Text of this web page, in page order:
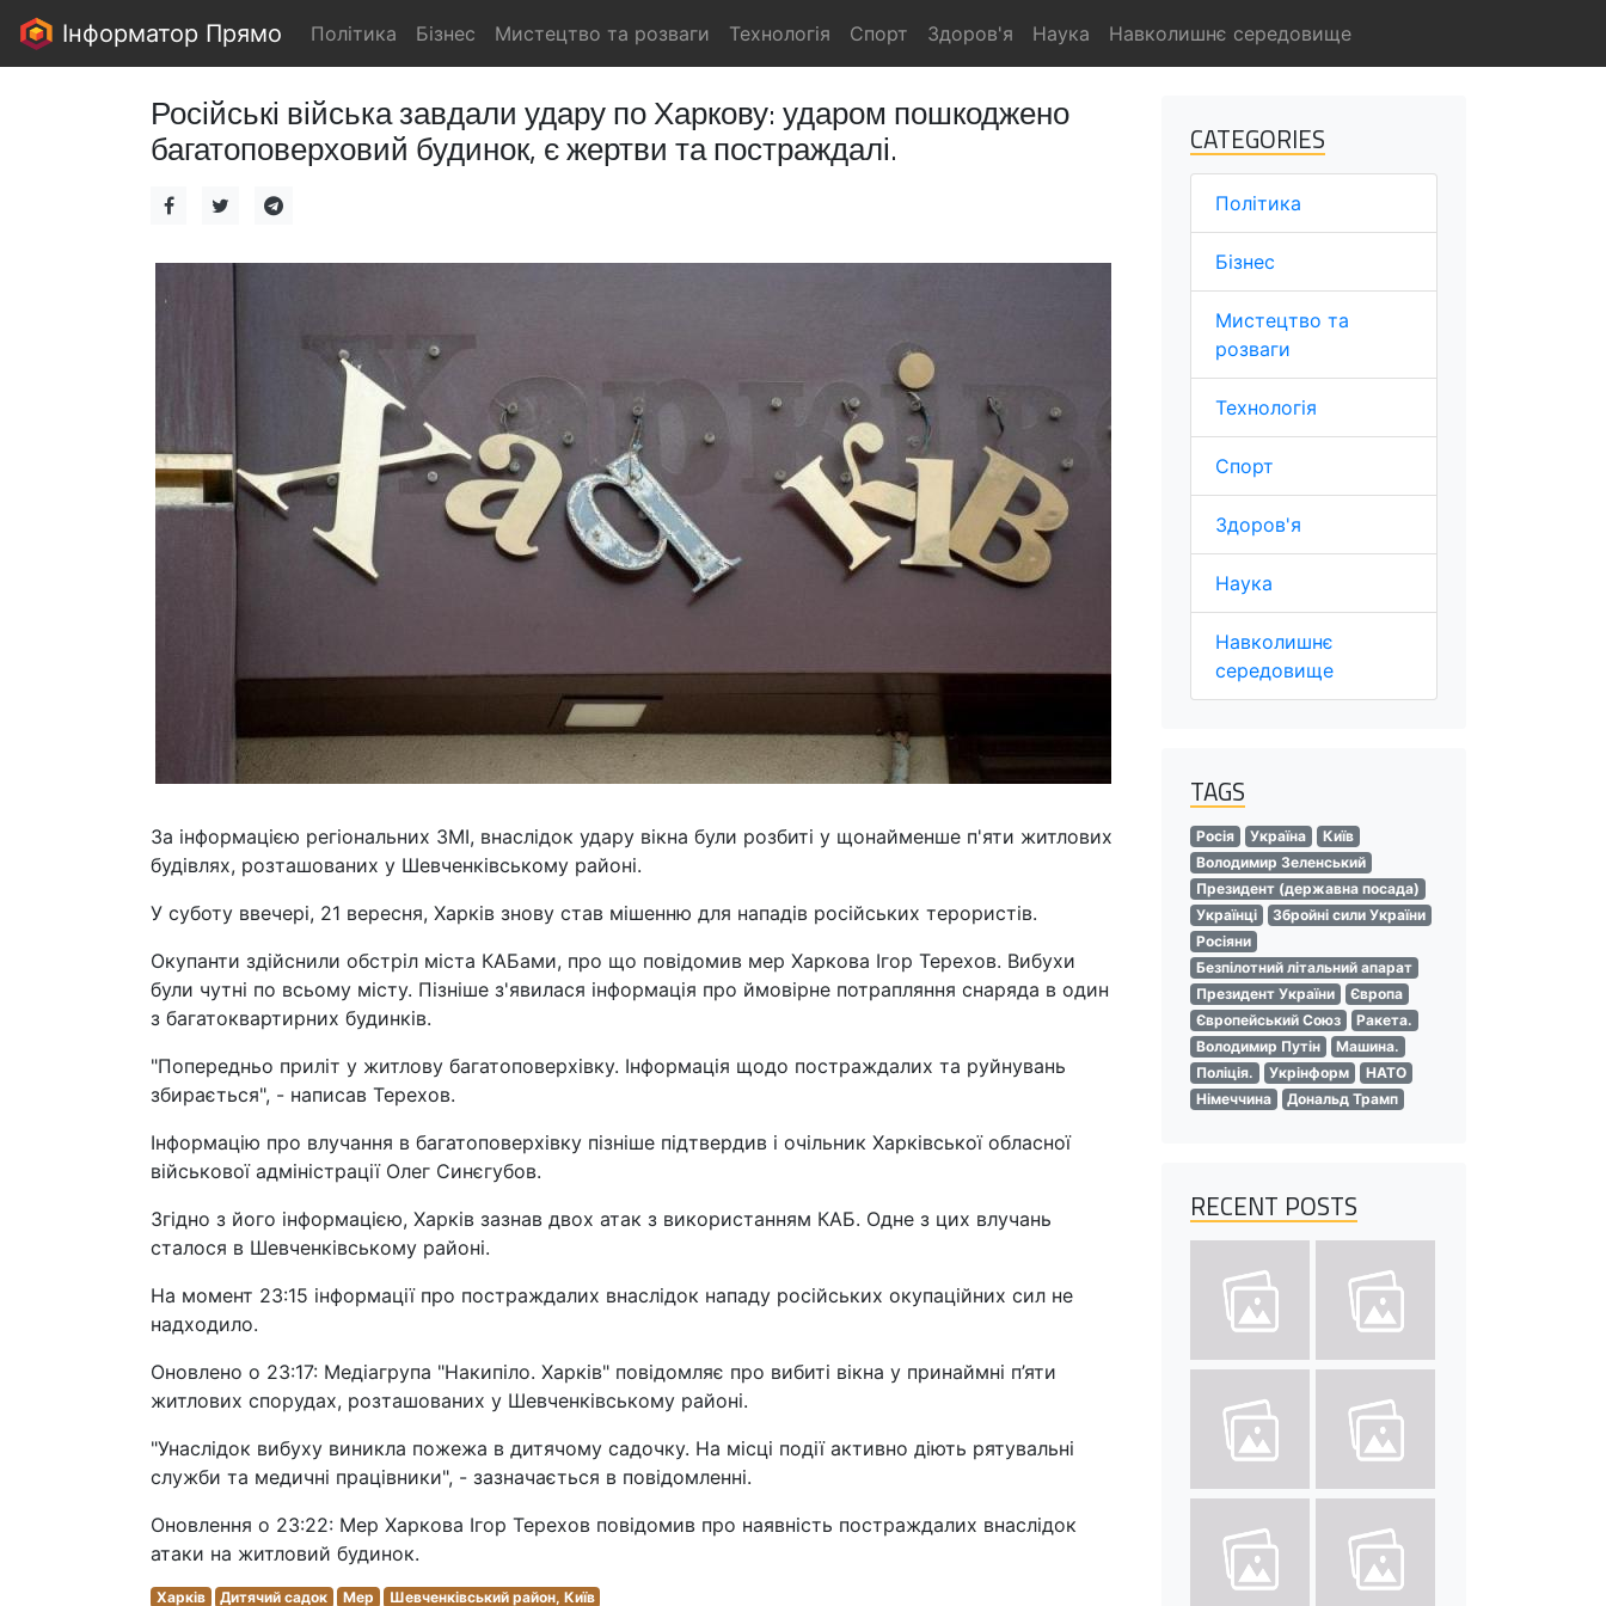
Інформатор Прямо Політика Бізнес Мистецтво та розваги Технологія Спорт Здоров'я Наука Навколишнє середовище
Російські війська завдали удару по Харкову: ударом пошкоджено
багатоповерховий будинок, є жертви та постраждалі.
За інформацією регіональних ЗМІ, внаслідок удару вікна були розбиті у щонайменше п'яти житлових
будівлях, розташованих у Шевченківському районі.
У суботу ввечері, 21 вересня, Харків знову став мішенню для нападів російських терористів.
Окупанти здійснили обстріл міста КАБами, про що повідомив мер Харкова Ігор Терехов. Вибухи
були чутні по всьому місту. Пізніше з'явилася інформація про ймовірне потрапляння снаряда в один
з багатоквартирних будинків.
"Попередньо приліт у житлову багатоповерхівку. Інформація щодо постраждалих та руйнувань
збирається", - написав Терехов.
Інформацію про влучання в багатоповерхівку пізніше підтвердив і очільник Харківської обласної
військової адміністрації Олег Синєгубов.
Згідно з його інформацією, Харків зазнав двох атак з використанням КАБ. Одне з цих влучань
сталося в Шевченківському районі.
На момент 23:15 інформації про постраждалих внаслідок нападу російських окупаційних сил не
надходило.
Оновлено о 23:17: Медіагрупа "Накипіло. Харків" повідомляє про вибиті вікна у принаймні п’яти
житлових спорудах, розташованих у Шевченківському районі.
"Унаслідок вибуху виникла пожежа в дитячому садочку. На місці події активно діють рятувальні
служби та медичні працівники", - зазначається в повідомленні.
Оновлення о 23:22: Мер Харкова Ігор Терехов повідомив про наявність постраждалих внаслідок
атаки на житловий будинок.
Харків Дитячий садок Мер Шевченківський район, Київ
CATEGORIES
Політика
Бізнес
Мистецтво та
розваги
Технологія
Спорт
Здоров'я
Наука
Навколишнє
середовище
TAGS
Росія Україна
Київ
Володимир Зеленський
Президент (державна посада)
Українці
Збройні сили України
Росіяни
Безпілотний літальний апарат
Президент України
Європа
Європейський Союз
Ракета.
Володимир Путін
Машина.
Поліція.
Укрінформ
НАТО
Німеччина
Дональд Трамп
RECENT POSTS